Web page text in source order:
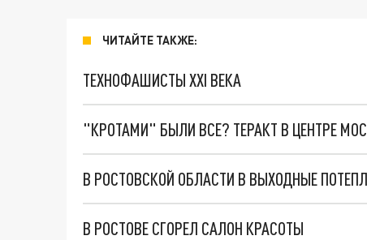
ЧИТАЙТЕ ТАКЖЕ:
ТЕХНОФАШИСТЫ XXI ВЕКА
"КРОТАМИ" БЫЛИ ВСЕ? ТЕРАКТ В ЦЕНТРЕ
В РОСТОВСКОЙ ОБЛАСТИ В ВЫХОДНЫЕ
В РОСТОВЕ СГОРЕЛ САЛОН КРАСОТЫ